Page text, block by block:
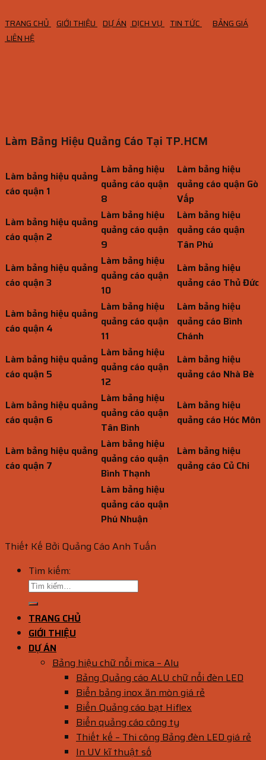
TRANG CHỦ GIỚI THIỆU DỰ ÁN DỊCH VỤ TIN TỨC
BẢNG GIÁ
LIÊN HỆ
Làm Bảng Hiệu Quảng Cáo Tại TP.HCM
Làm bảng hiệu quảng
cáo quận 1
Làm bảng hiệu
quảng cáo quận
8
Làm bảng hiệu
quảng cáo quận Gò
Vấp
Làm bảng hiệu quảng
cáo quận 2
Làm bảng hiệu
quảng cáo quận
9
Làm bảng hiệu
quảng cáo quận
Tân Phú
Làm bảng hiệu quảng
cáo quận 3
Làm bảng hiệu
quảng cáo quận
10
Làm bảng hiệu
quảng cáo Thủ Đức
Làm bảng hiệu quảng
cáo quận 4
Làm bảng hiệu
quảng cáo quận
11
Làm bảng hiệu
quảng cáo Bình
Chánh
Làm bảng hiệu quảng
cáo quận 5
Làm bảng hiệu
quảng cáo quận
12
Làm bảng hiệu
quảng cáo Nhà Bè
Làm bảng hiệu quảng
cáo quận 6
Làm bảng hiệu
quảng cáo quận
Tân Bình
Làm bảng hiệu
quảng cáo Hóc Môn
Làm bảng hiệu quảng
cáo quận 7
Làm bảng hiệu
quảng cáo quận
Bình Thạnh
Làm bảng hiệu
quảng cáo Củ Chi
Làm bảng hiệu
quảng cáo quận
Phú Nhuận
Thiết Kế Bởi Quảng Cáo Anh Tuấn
Tìm kiếm:
TRANG CHỦ
GIỚI THIỆU
DỰ ÁN
Bảng hiệu chữ nổi mica – Alu
Bảng Quảng cáo ALU chữ nổi đèn LED
Biển bảng inox ăn mòn giá rẻ
Biển Quảng cáo bạt Hiflex
Biển quảng cáo công ty
Thiết kế – Thi công Bảng đèn LED giá rẻ
In UV kĩ thuật số